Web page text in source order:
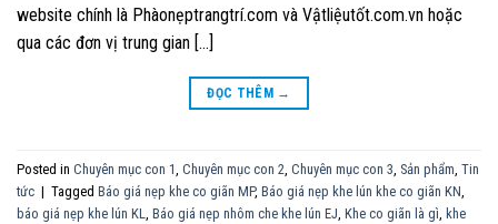
website chính là Phàonẹptrangtrí.com và Vậtliệutốt.com.vn hoặc
qua các đơn vị trung gian […]
ĐỌC THÊM →
Posted in Chuyên mục con 1 Chuyên mục con 2 Chuyên mục con 3 Sản phẩm Tin
tức | Tagged Báo giá nẹp khe co giãn MP, Báo giá nẹp khe lún khe co giãn KN
báo giá nẹp khe lún KL
Báo giá nẹp nhôm che khe lún EJ Khe co giãn là gì khe